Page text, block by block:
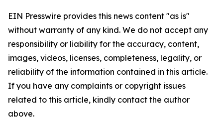
EIN Presswire provides this news content "as is"
without warranty of any kind. We do not accept any
responsibility or liability for the accuracy, content,
images, videos, licenses, completeness, legality, or
reliability of the information contained in this article.
If you have any complaints or copyright issues
related to this article, kindly contact the author
above.